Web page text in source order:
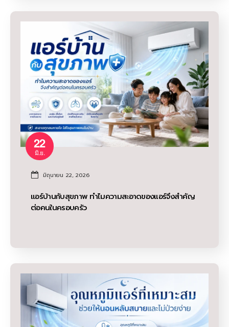
22
มิ.ย.
มิถุนายน 22, 2026
แอร์บ้านกับสุขภาพ ทำไมความสะอาดของแอร์จึงสำคัญ
ต่อคนในครอบครัว